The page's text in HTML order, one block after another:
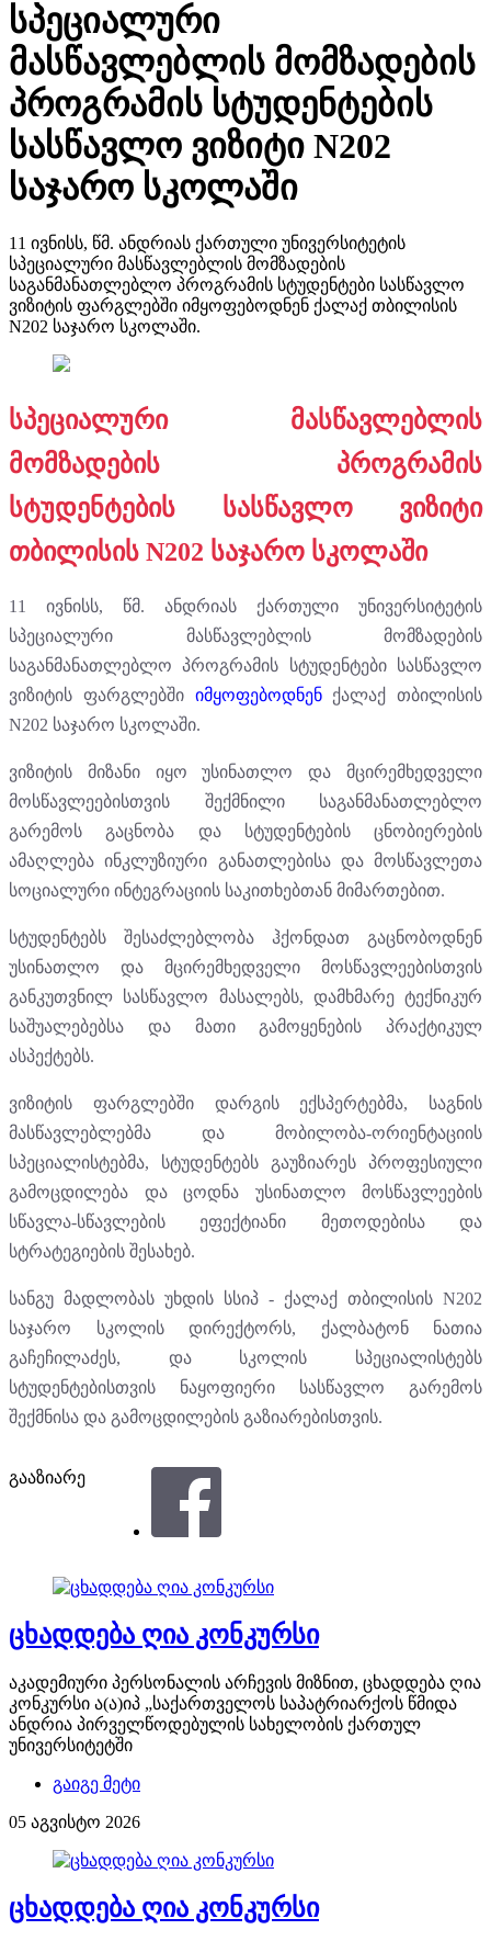
სპეციალური
მასწავლებლის მომზადების
პროგრამის სტუდენტების
სასწავლო ვიზიტი N202
საჯარო სკოლაში
11 ივნისს, წმ. ანდრიას ქართული უნივერსიტეტის
სპეციალური მასწავლებლის მომზადების
საგანმანათლებლო პროგრამის სტუდენტები სასწავლო
ვიზიტის ფარგლებში იმყოფებოდნენ ქალაქ თბილისის
N202 საჯარო სკოლაში.
სპეციალური მასწავლებლის
მომზადების პროგრამის
სტუდენტების სასწავლო ვიზიტი
თბილისის N202 საჯარო სკოლაში
11 ივნისს, წმ. ანდრიას ქართული უნივერსიტეტის
სპეციალური მასწავლებლის მომზადების
საგანმანათლებლო პროგრამის სტუდენტები სასწავლო
ვიზიტის ფარგლებში იმყოფებოდნენქალაქ თბილისის
N202 საჯარო სკოლაში.
ვიზიტის მიზანი იყო უსინათლო და მცირემხედველი
მოსწავლეებისთვის შექმნილი საგანმანათლებლო
გარემოს გაცნობა და სტუდენტების ცნობიერების
ამაღლება ინკლუზიური განათლებისა და მოსწავლეთა
სოციალური ინტეგრაციის საკითხებთან მიმართებით.
სტუდენტებს შესაძლებლობა ჰქონდათ გაცნობოდნენ
უსინათლო და მცირემხედველი მოსწავლეებისთვის
განკუთვნილ სასწავლო მასალებს, დამხმარე ტექნიკურ
საშუალებებსა და მათი გამოყენების პრაქტიკულ
ასპექტებს.
ვიზიტის ფარგლებში დარგის ექსპერტებმა, საგნის
მასწავლებლებმა და მობილობა-ორიენტაციის
სპეციალისტებმა, სტუდენტებს გაუზიარეს პროფესიული
გამოცდილება და ცოდნა უსინათლო მოსწავლეების
სწავლა-სწავლების ეფექტიანი მეთოდებისა და
სტრატეგიების შესახებ.
სანგუ მადლობას უხდის სსიპ - ქალაქ თბილისის N202
საჯარო სკოლის დირექტორს, ქალბატონ ნათია
გაჩეჩილაძეს, და სკოლის სპეციალისტებს
სტუდენტებისთვის ნაყოფიერი სასწავლო გარემოს
შექმნისა და გამოცდილების გაზიარებისთვის.
გააზიარე
ცხადდება ღია კონკურსი
აკადემიური პერსონალის არჩევის მიზნით, ცხადდება ღია
კონკურსი ა(ა)იპ „საქართველოს საპატრიარქოს წმიდა
ანდრია პირველწოდებულის სახელობის ქართულ
უნივერსიტეტში
გაიგე მეტი
05 აგვისტო 2026
ცხადდება ღია კონკურსი